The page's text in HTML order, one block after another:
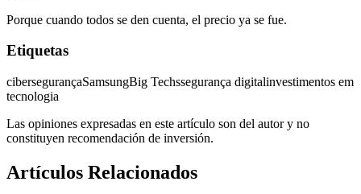
Porque cuando todos se den cuenta, el precio ya se fue.
Etiquetas
cibersegurançaSamsungBig Techssegurança digitalinvestimentos em
tecnologia
Las opiniones expresadas en este artículo son del autor y no
constituyen recomendación de inversión.
Artículos Relacionados